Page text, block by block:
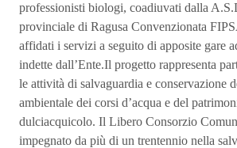
professionisti biologi, coadiuvati dalla
provinciale di Ragusa Convenzionata
affidati i servizi a seguito di apposite gare
indette dall’Ente.Il progetto rappresenta
le attività di salvaguardia e conservazione
ambientale dei corsi d’acqua e del
dulciacquicolo. Il Libero Consorzio
impegnato da più di un trentennio nella